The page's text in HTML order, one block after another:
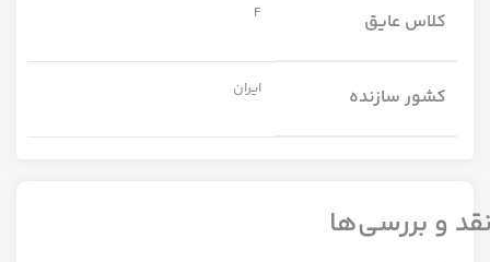
کلاس عایق F
کشور سازنده ایران
و بررسی‌ها